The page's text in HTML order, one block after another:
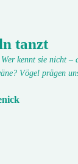
tanzt
kennt sie nicht –
Vögel prägen